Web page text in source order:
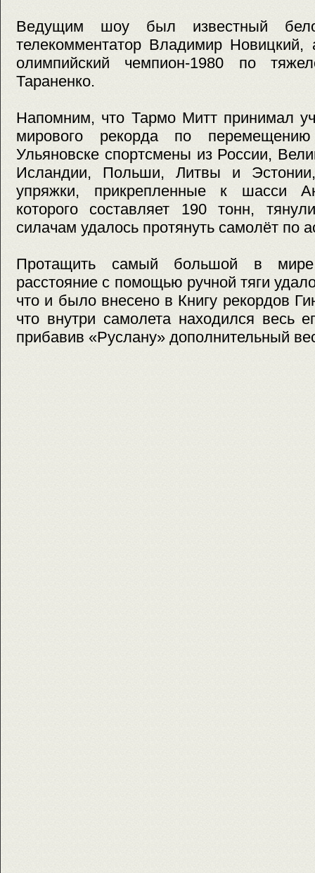
Ведущим шоу был известный
телекомментатор Владимир
олимпийский чемпион-1980 по
Тараненко.
Напомним, что Тармо Митт принимал
мирового рекорда по
Ульяновске спортсмены из России,
Исландии, Польши, Литвы и
упряжки, прикрепленные к шасси
которого составляет 190 тонн,
силачам удалось протянуть самолёт по
Протащить самый большой в
расстояние с помощью ручной тяги
что и было внесено в Книгу рекордов
что внутри самолета находился весь
прибавив «Руслану» дополнительный